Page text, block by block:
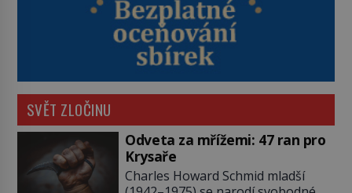
SVĚT ZLOČINU
Odveta za mřížemi: 47 ran pro
Krysaře
Charles Howard Schmid mladší